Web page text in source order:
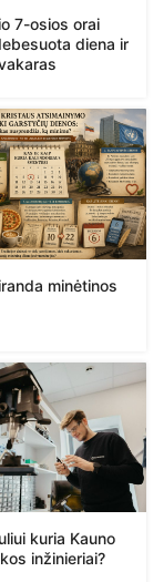
7-osios orai
diena ir
minėtinos
kuria Kauno
inžinieriai?